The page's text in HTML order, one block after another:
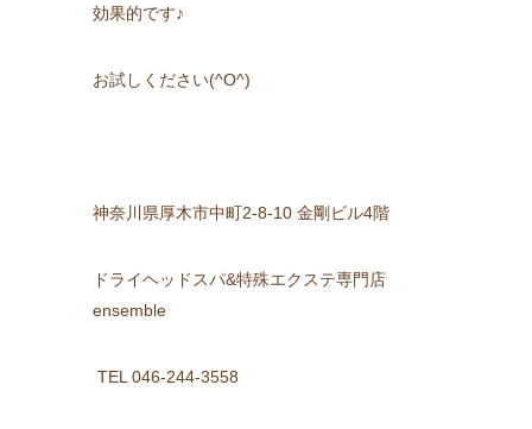
効果的です♪
お試しください(^O^)
神奈川県厚木市中町2-8-10 金剛ビル4階
ドライヘッドスパ&特殊エクステ専門店
ensemble
TEL 046-244-3558